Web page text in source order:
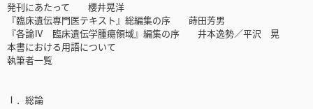
発刊にあたって 櫻井晃洋
『臨床遺伝専門医テキスト』総編集の序 蒔田芳男
『各論Ⅳ 臨床遺伝学腫瘍領域』編集の序 井本逸勢／平沢 晃
本書における用語について
執筆者一覧
Ⅰ．総論